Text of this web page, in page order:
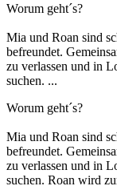
Worum geht´s?
Mia und Roan sind
befreundet.
zu verlassen und in
suchen. ...
Worum geht´s?
Mia und Roan sind
befreundet.
zu verlassen und in
suchen. Roan wird